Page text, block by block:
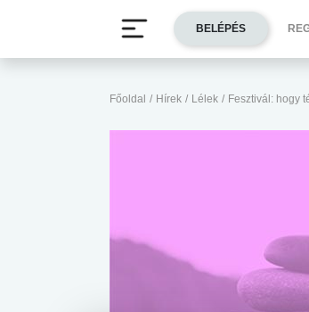
Főoldal / Hírek / Lélek / Fesztivál: hogy
BELÉPÉS